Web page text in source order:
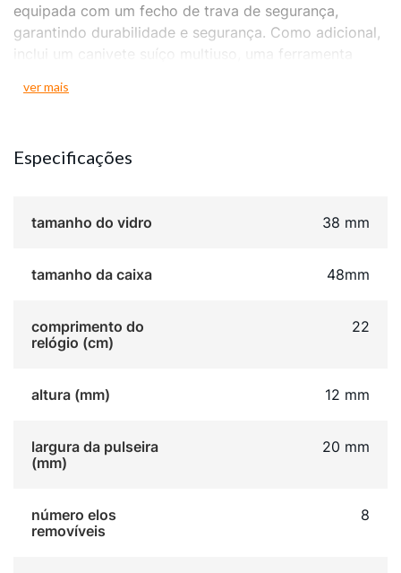
equipada com um fecho de trava de segurança,
garantindo durabilidade e segurança. Como adicional,
inclui um canivete suíço multiuso, uma ferramenta
rolhas, lâmina, tesoura e descascador de fios, ideal
e prático.
ver mais
Especificações
tamanho do vidro 38 mm
tamanho da caixa 48mm
comprimento do
relógio (cm)
22
altura (mm) 12 mm
largura da pulseira
(mm)
20 mm
número elos
removíveis
8